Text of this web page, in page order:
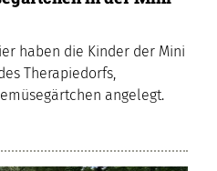
haben die Kinder der Mini
Therapiedorfs,
angelegt.